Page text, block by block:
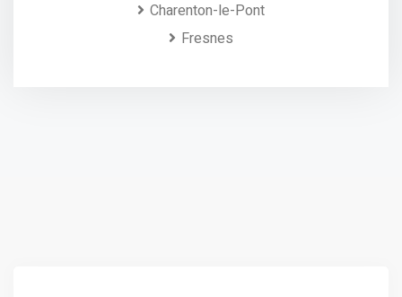
Charenton-le-Pont
Fresnes